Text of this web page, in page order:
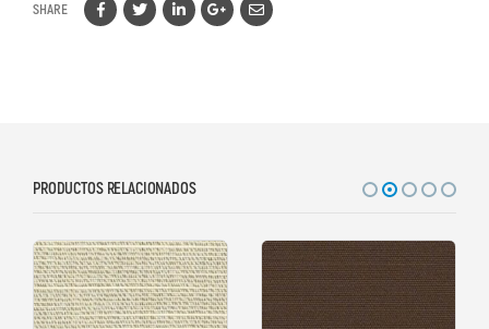
SHARE
PRODUCTOS RELACIONADOS